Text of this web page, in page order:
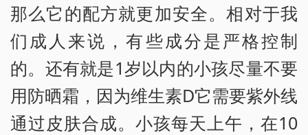
那么它的配方就更加安全。相对于我
们成人来说，有些成分是严格控制
的。还有就是1岁以内的小孩尽量不要
用防晒霜，因为维生素D它需要紫外线
通过皮肤合成。小孩每天上午，在10